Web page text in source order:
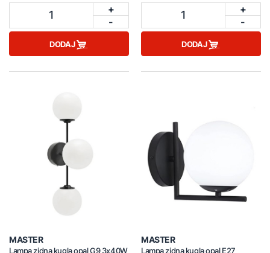
1
+
-
DODAJ
1
+
-
DODAJ
MASTER
Lampa zidna kugla opal G9 3x40W
MASTER
Lampa zidna kugla opal E27